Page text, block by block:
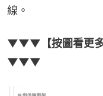
線。
▼▼▼【按圖看更多
▼▼▼